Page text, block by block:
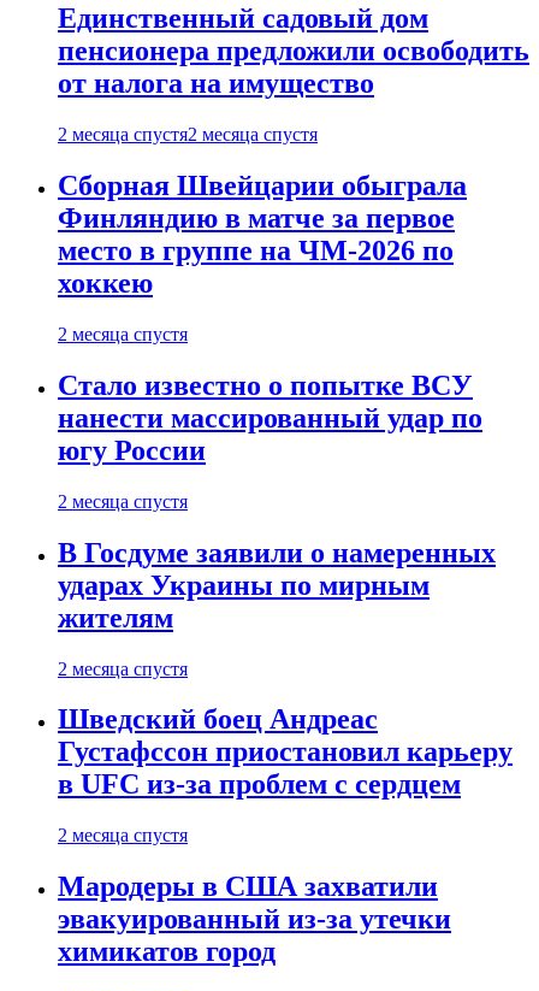
Единственный садовый дом
пенсионера предложили освободить
от налога на имущество
2 месяца спустя2 месяца спустя
Сборная Швейцарии обыграла
Финляндию в матче за первое
место в группе на ЧМ-2026 по
хоккею
2 месяца спустя
Стало известно о попытке ВСУ
нанести массированный удар по
югу России
2 месяца спустя
В Госдуме заявили о намеренных
ударах Украины по мирным
жителям
2 месяца спустя
Шведский боец Андреас
Густафссон приостановил карьеру
в UFC из-за проблем с сердцем
2 месяца спустя
Мародеры в США захватили
эвакуированный из-за утечки
химикатов город